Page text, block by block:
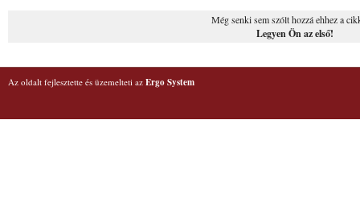
Még senki sem szólt hozzá ehhez a
Legyen Ön az első!
Az oldalt fejlesztette és üzemelteti az Ergo System